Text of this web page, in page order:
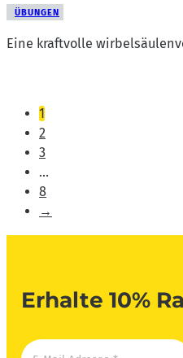
ÜBUNGEN
Eine kraftvolle
1
2
3
…
8
→
Erhalte 10%